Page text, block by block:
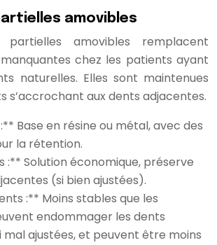
amovibles
partielles amovibles remplacent
chez les patients ayant
naturelles. Elles sont maintenues
s’accrochant aux dents adjacentes.
Base en résine ou métal, avec des
la rétention.
:** Solution économique, préserve
(si bien ajustées).
:** Moins stables que les
endommager les dents
mal ajustées, et peuvent être moins